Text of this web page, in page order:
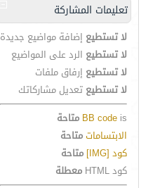
تعليمات المشاركة
لا تستطيع إضافة مواضيع جديدة
لا تستطيع الرد على المواضيع
لا تستطيع إرفاق ملفات
لا تستطيع تعديل مشاركاتك
BB code is
متاحة
الابتساماتمتاحة
كود [IMG]
متاحة
كود HTML
معطلة